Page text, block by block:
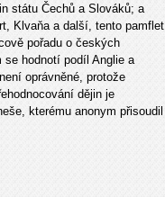
státu Čechů a Slováků; a
Klvaňa a další, tento pamflet
pořadu o českých
hodnotí podíl Anglie a
oprávněné, protože
dějin je
kterému anonym přisoudil